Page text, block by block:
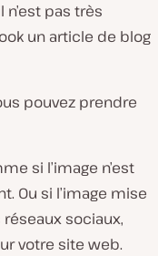
pas très
un article de blog
pouvez prendre
si l’image n’est
Ou si l’image mise
réseaux sociaux,
votre site web.